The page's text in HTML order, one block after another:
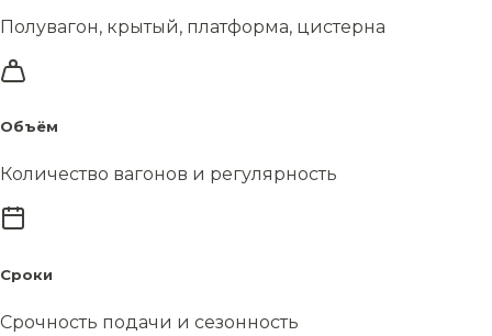
Полувагон, крытый, платформа, цистерна
Объём
Количество вагонов и регулярность
Сроки
Срочность подачи и сезонность